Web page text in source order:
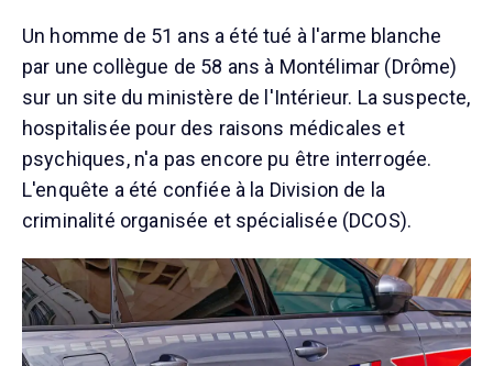
Un homme de 51 ans a été tué à l'arme blanche
par une collègue de 58 ans à Montélimar (Drôme)
sur un site du ministère de l'Intérieur. La suspecte,
hospitalisée pour des raisons médicales et
psychiques, n'a pas encore pu être interrogée.
L'enquête a été confiée à la Division de la
criminalité organisée et spécialisée (DCOS).